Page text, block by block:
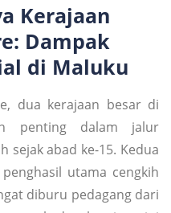
Kerajaan
Dampak
di Maluku
dua kerajaan besar di
penting dalam jalur
sejak abad ke-15. Kedua
utama cengkih
diburu pedagang dari